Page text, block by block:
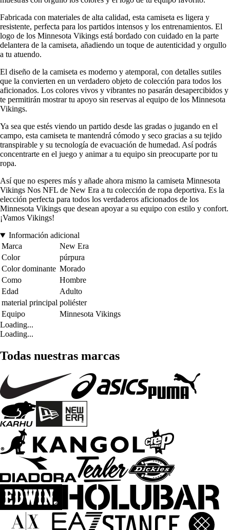
Fabricada con materiales de alta calidad, esta camiseta es ligera y
resistente, perfecta para los partidos intensos y los entrenamientos. El
logo de los Minnesota Vikings está bordado con cuidado en la parte
delantera de la camiseta, añadiendo un toque de autenticidad y orgullo
a tu atuendo.
El diseño de la camiseta es moderno y atemporal, con detalles sutiles
que la convierten en un verdadero objeto de colección para todos los
aficionados. Los colores vivos y vibrantes no pasarán desapercibidos y
te permitirán mostrar tu apoyo sin reservas al equipo de los Minnesota
Vikings.
Ya sea que estés viendo un partido desde las gradas o jugando en el
campo, esta camiseta te mantendrá cómodo y seco gracias a su tejido
transpirable y su tecnología de evacuación de humedad. Así podrás
concentrarte en el juego y animar a tu equipo sin preocuparte por tu
ropa.
Así que no esperes más y añade ahora mismo la camiseta Minnesota
Vikings Nos NFL de New Era a tu colección de ropa deportiva. Es la
elección perfecta para todos los verdaderos aficionados de los
Minnesota Vikings que desean apoyar a su equipo con estilo y confort.
¡Vamos Vikings!
Información adicional
Marca
New Era
Color
púrpura
Color dominante Morado
Como
Hombre
Edad
Adulto
material principal poliéster
Equipo
Minnesota Vikings
Loading...
Loading...
Todas nuestras marcas